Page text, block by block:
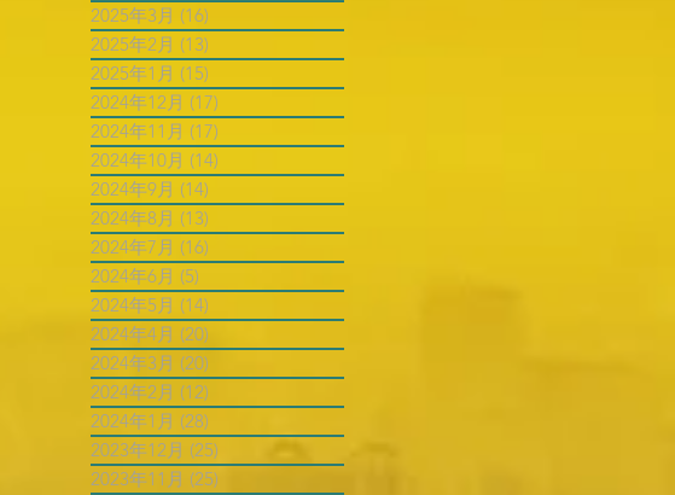
2025年3月 (16)
2025年2月 (13)
2025年1月 (15)
2024年12月 (17)
2024年11月 (17)
2024年10月 (14)
2024年9月 (14)
2024年8月 (13)
2024年7月 (16)
2024年6月 (5)
2024年5月 (14)
2024年4月 (20)
2024年3月 (20)
2024年2月 (12)
2024年1月 (28)
2023年12月 (25) 25 篇文章
2023年11月 (25)